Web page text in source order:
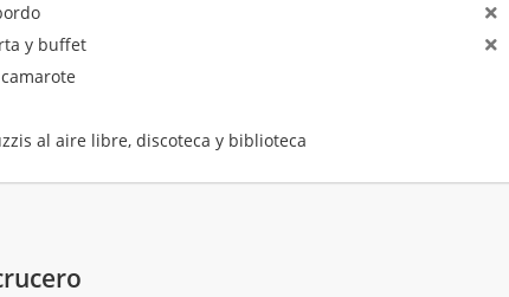
y buffet
al aire libre, discoteca y biblioteca